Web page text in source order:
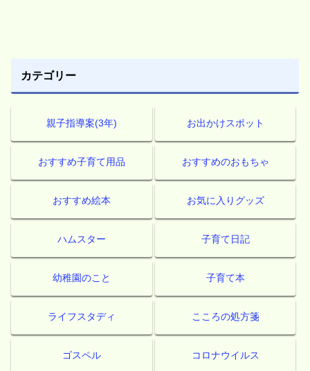
カテゴリー
親子指導案(3年) お出かけスポット
おすすめ子育て用品 おすすめのおもちゃ
おすすめ絵本 お気に入りグッズ
ハムスター 子育て日記
幼稚園のこと 子育て本
ライフスタディ こころの処方箋
ゴスペル コロナウイルス